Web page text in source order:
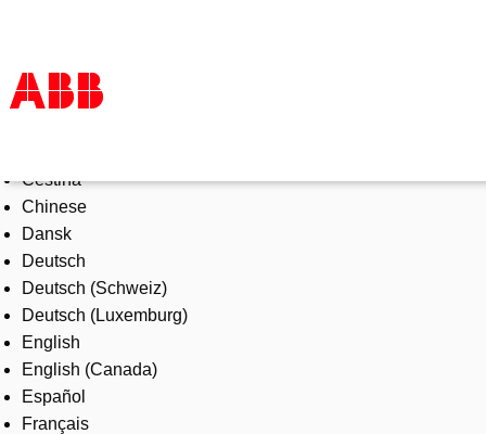
Products & Solutions
Industries
Services
About us
Where to buy
Contact us
Careers
Čeština
Chinese
Dansk
Deutsch
Deutsch (Schweiz)
Deutsch (Luxemburg)
English
English (Canada)
Español
Français